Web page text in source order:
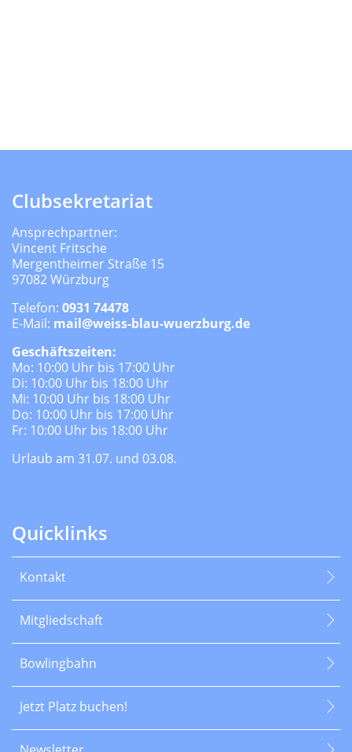
Clubsekretariat
Ansprechpartner:
Vincent Fritsche
Mergentheimer Straße 15
97082 Würzburg
Telefon: 0931 74478
E-Mail: mail@weiss-blau-wuerzburg.de
Geschäftszeiten:
Mo: 10:00 Uhr bis 17:00 Uhr
Di: 10:00 Uhr bis 18:00 Uhr
Mi: 10:00 Uhr bis 18:00 Uhr
Do: 10:00 Uhr bis 17:00 Uhr
Fr: 10:00 Uhr bis 18:00 Uhr
Urlaub am 31.07. und 03.08.
Quicklinks
Kontakt
Mitgliedschaft
Bowlingbahn
Jetzt Platz buchen!